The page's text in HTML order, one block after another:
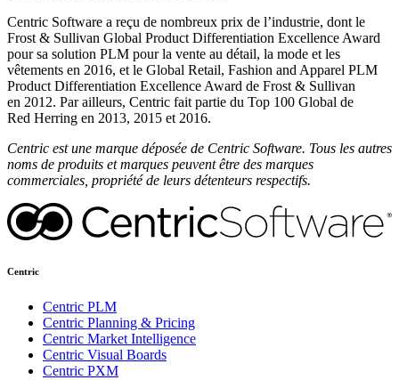
Centric Software a reçu de nombreux prix de l’industrie, dont le
Frost & Sullivan Global Product Differentiation Excellence Award
pour sa solution PLM pour la vente au détail, la mode et les
vêtements en 2016, et le Global Retail, Fashion and Apparel PLM
Product Differentiation Excellence Award de Frost & Sullivan
en 2012. Par ailleurs, Centric fait partie du Top 100 Global de
Red Herring en 2013, 2015 et 2016.
Centric est une marque déposée de Centric Software. Tous les autres
noms de produits et marques peuvent être des marques
commerciales, propriété de leurs détenteurs respectifs.
Centric
Centric PLM
Centric Planning & Pricing
Centric Market Intelligence
Centric Visual Boards
Centric PXM